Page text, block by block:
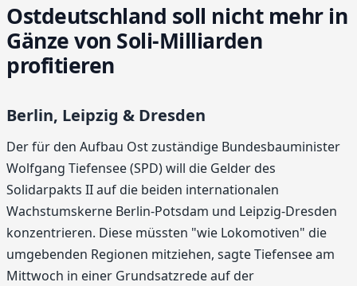
Ostdeutschland soll nicht mehr in
Gänze von Soli-Milliarden
profitieren
Berlin, Leipzig & Dresden
Der für den Aufbau Ost zuständige Bundesbauminister
Wolfgang Tiefensee (SPD) will die Gelder des
Solidarpakts II auf die beiden internationalen
Wachstumskerne Berlin-Potsdam und Leipzig-Dresden
konzentrieren. Diese müssten "wie Lokomotiven" die
umgebenden Regionen mitziehen, sagte Tiefensee am
Mittwoch in einer Grundsatzrede auf der